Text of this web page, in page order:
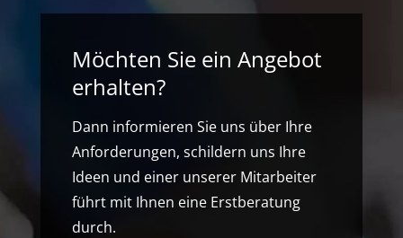
Möchten Sie ein Angebot
erhalten?
Dann informieren Sie uns über Ihre
Anforderungen, schildern uns Ihre
Ideen und einer unserer Mitarbeiter
führt mit Ihnen eine Erstberatung
durch.